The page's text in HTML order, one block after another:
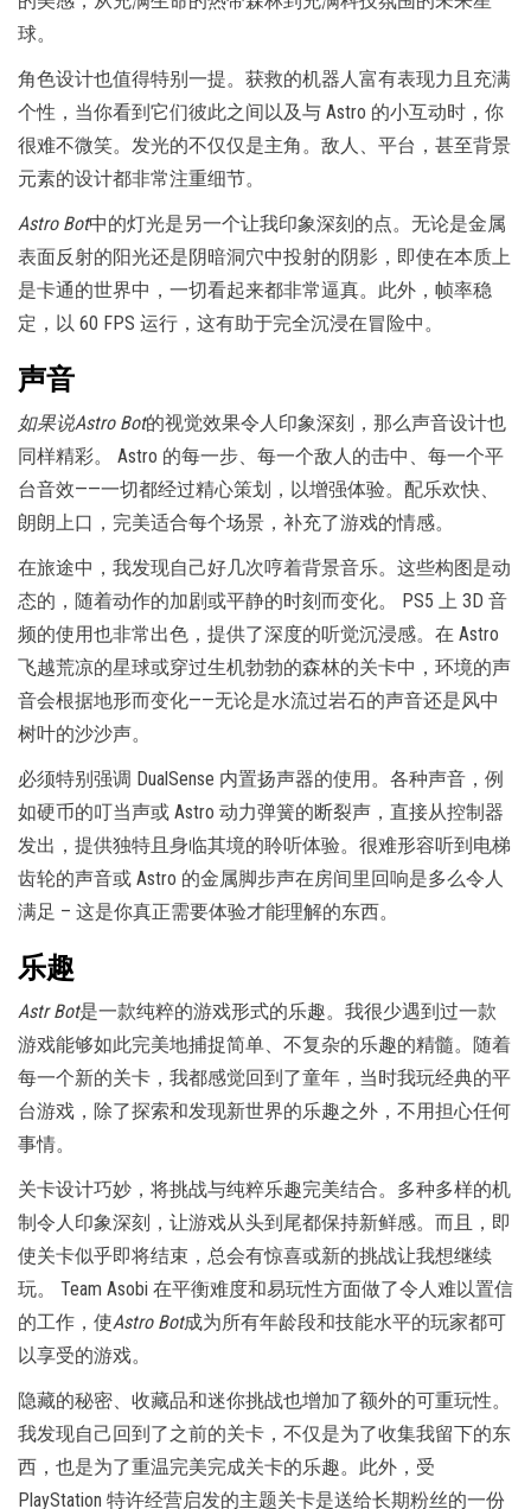
球。
角色设计也值得特别一提。获救的机器人富有表现力且充满
个性，当你看到它们彼此之间以及与 Astro 的小互动时，你
很难不微笑。发光的不仅仅是主角。敌人、平台，甚至背景
元素的设计都非常注重细节。
Astro Bot中的灯光是另一个让我印象深刻的点。无论是金属
表面反射的阳光还是阴暗洞穴中投射的阴影，即使在本质上
是卡通的世界中，一切看起来都非常逼真。此外，帧率稳
定，以 60 FPS 运行，这有助于完全沉浸在冒险中。
声音
如果说Astro Bot的视觉效果令人印象深刻，那么声音设计也
同样精彩。 Astro 的每一步、每一个敌人的击中、每一个平
台音效——一切都经过精心策划，以增强体验。配乐欢快、
朗朗上口，完美适合每个场景，补充了游戏的情感。
在旅途中，我发现自己好几次哼着背景音乐。这些构图是动
态的，随着动作的加剧或平静的时刻而变化。 PS5 上 3D 音
频的使用也非常出色，提供了深度的听觉沉浸感。在 Astro
飞越荒凉的星球或穿过生机勃勃的森林的关卡中，环境的声
音会根据地形而变化——无论是水流过岩石的声音还是风中
树叶的沙沙声。
必须特别强调 DualSense 内置扬声器的使用。各种声音，例
如硬币的叮当声或 Astro 动力弹簧的断裂声，直接从控制器
发出，提供独特且身临其境的聆听体验。很难形容听到电梯
齿轮的声音或 Astro 的金属脚步声在房间里回响是多么令人
满足 – 这是你真正需要体验才能理解的东西。
乐趣
Astr Bot是一款纯粹的游戏形式的乐趣。我很少遇到过一款
游戏能够如此完美地捕捉简单、不复杂的乐趣的精髓。随着
每一个新的关卡，我都感觉回到了童年，当时我玩经典的平
台游戏，除了探索和发现新世界的乐趣之外，不用担心任何
事情。
关卡设计巧妙，将挑战与纯粹乐趣完美结合。多种多样的机
制令人印象深刻，让游戏从头到尾都保持新鲜感。而且，即
使关卡似乎即将结束，总会有惊喜或新的挑战让我想继续
玩。 Team Asobi 在平衡难度和易玩性方面做了令人难以置信
的工作，使Astro Bot成为所有年龄段和技能水平的玩家都可
以享受的游戏。
隐藏的秘密、收藏品和迷你挑战也增加了额外的可重玩性。
我发现自己回到了之前的关卡，不仅是为了收集我留下的东
西，也是为了重温完美完成关卡的乐趣。此外，受
PlayStation 特许经营启发的主题关卡是送给长期粉丝的一份